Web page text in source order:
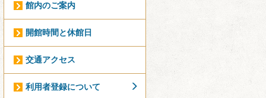
館内のご案内
開館時間と休館日
交通アクセス
利用者登録について